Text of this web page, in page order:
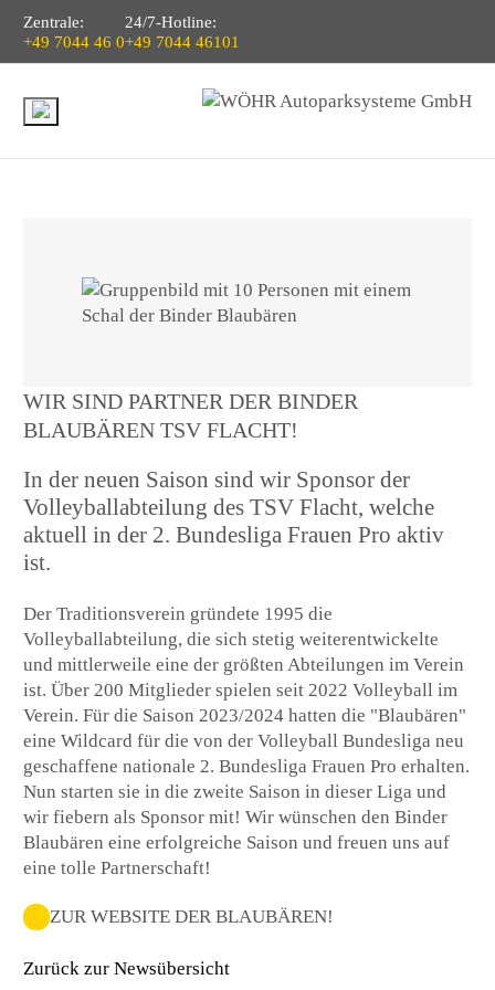
Zentrale:
+49 7044 46 0
24/7-Hotline:
+49 7044 46101
WIR SIND PARTNER DER BINDER
BLAUBÄREN TSV FLACHT!
In der neuen Saison sind wir Sponsor der
Volleyballabteilung des TSV Flacht, welche
aktuell in der 2. Bundesliga Frauen Pro aktiv
ist.
Der Traditionsverein gründete 1995 die
Volleyballabteilung, die sich stetig weiterentwickelte
und mittlerweile eine der größten Abteilungen im Verein
ist. Über 200 Mitglieder spielen seit 2022 Volleyball im
Verein. Für die Saison 2023/2024 hatten die "Blaubären"
eine Wildcard für die von der Volleyball Bundesliga neu
geschaffene nationale 2. Bundesliga Frauen Pro erhalten.
Nun starten sie in die zweite Saison in dieser Liga und
wir fiebern als Sponsor mit! Wir wünschen den Binder
Blaubären eine erfolgreiche Saison und freuen uns auf
eine tolle Partnerschaft!
ZUR WEBSITE DER BLAUBÄREN!
Zurück zur Newsübersicht